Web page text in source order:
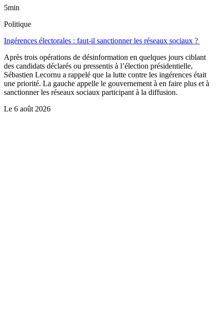
5min
Politique
Ingérences électorales : faut-il sanctionner les réseaux sociaux ?
Après trois opérations de désinformation en quelques jours ciblant
des candidats déclarés ou pressentis à l’élection présidentielle,
Sébastien Lecornu a rappelé que la lutte contre les ingérences était
une priorité. La gauche appelle le gouvernement à en faire plus et à
sanctionner les réseaux sociaux participant à la diffusion.
Le 6 août 2026